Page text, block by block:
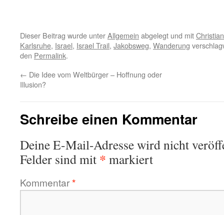
Dieser Beitrag wurde unterAllgemein abgelegt und mit
Karlsruhe, Israel, Israel Trail, Jakobsweg, Wanderung
den Permalink.
← Die Idee vom Weltbürger – Hoffnung oder
Illusion?
Schreibe einen Kommentar
Deine E-Mail-Adresse wird nicht
Felder sind mit * markiert
Kommentar*